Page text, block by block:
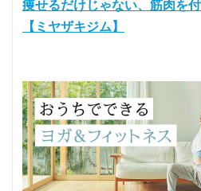
痩せるだけじゃない、筋肉を
【ミヤザキジム】